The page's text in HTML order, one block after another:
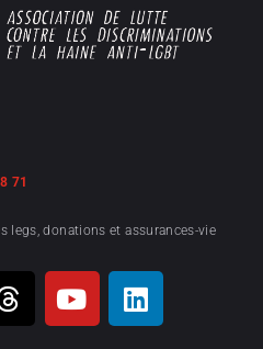
71
legs, donations et assurances-vie